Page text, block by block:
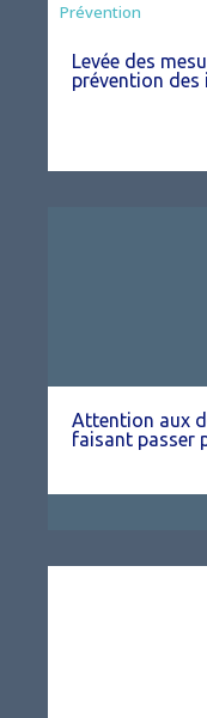
Préfecture
Prévention
Levée des
prévention des
Attention aux
faisant passer